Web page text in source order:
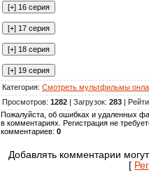
Категория: Смотреть мультфильмы
Просмотров: 1282 | Загрузок: 283 |
Пожалуйста, об ошибках и удаленных
в комментариях. Регистрация не
комментариев: 0
Добавлять комментарии
[